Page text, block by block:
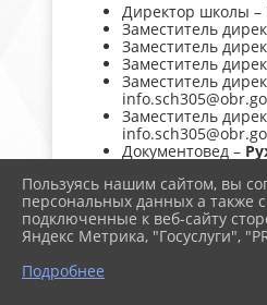
Директор школы –
Заместитель
Заместитель
Заместитель
Заместитель
Заместитель
Документовед –
Пользуясь нашим сайтом, вы
персональных данных а также
подключенные к веб-сайту
Яндекс Метрика, "Госуслуги",
Подробнее